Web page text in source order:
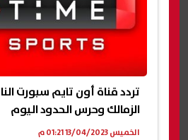
تردد قناة أون تايم سبورت
الزمالك وحرس الحدود اليوم
الخميس 13/04/2023 01:21 م